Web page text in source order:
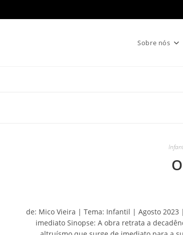
Sobre nós
de: Mico Vieira | Tema: Infantil | Agosto 2023
imediato Sinopse: A obra retrata a